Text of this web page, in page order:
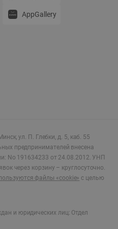
AppGallery
ул. П. Глебки, д. 5, каб. 55
предпринимателей внесена
No 191634233 от 24.08.2012. УНП
через корзину – круглосуточно.
файлы «cookie» с целью
и юридических лиц: Отдел